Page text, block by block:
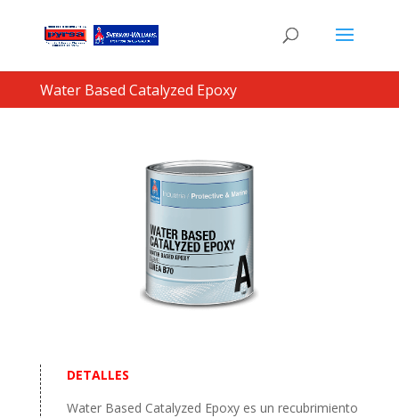
Water Based Catalyzed Epoxy
DETALLES
Water Based Catalyzed Epoxy es un recubrimiento